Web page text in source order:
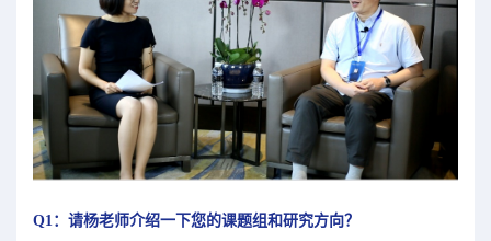
Q1：请杨老师介绍一下您的课题组和研究方向？